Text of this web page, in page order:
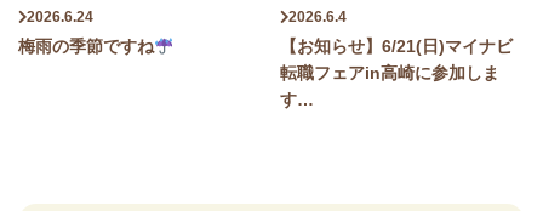
2026.6.24
梅雨の季節ですね
2026.6.4
【お知らせ】6/21(日)マイナビ
転職フェアin高崎に参加しま
す…